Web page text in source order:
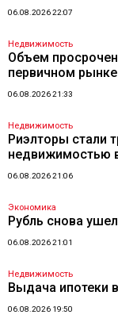
06.08.2026 22:07
Недвижимость
Объем
первичном
06.08.2026 21:33
Недвижимость
Риэлторы стали
недвижимостью
06.08.2026 21:06
Экономика
Рубль снова
06.08.2026 21:01
Недвижимость
Выдача ипотеки
06.08.2026 19:50